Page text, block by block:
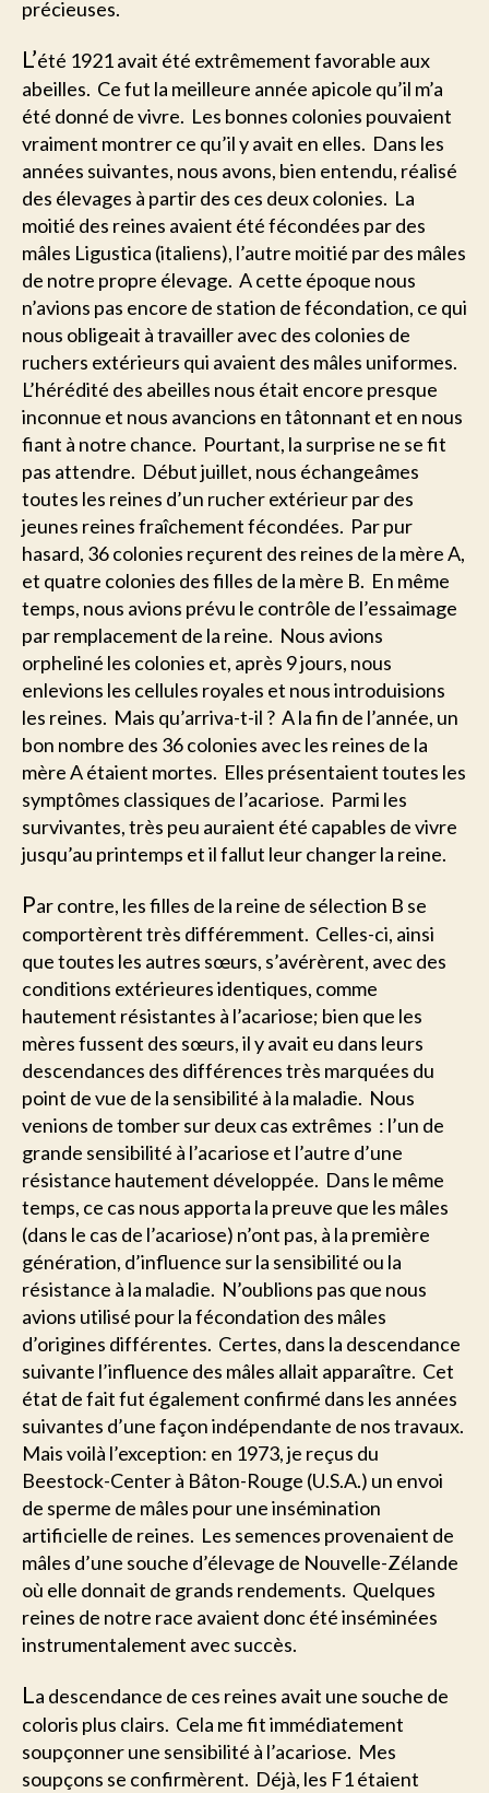
précieuses.
L’été 1921 avait été extrêmement favorable aux
abeilles. Ce fut la meilleure année apicole qu’il m’a
été donné de vivre. Les bonnes colonies pouvaient
vraiment montrer ce qu’il y avait en elles. Dans les
années suivantes, nous avons, bien entendu, réalisé
des élevages à partir des ces deux colonies. La
moitié des reines avaient été fécondées par des
mâles Ligustica (italiens), l’autre moitié par des mâles
de notre propre élevage. A cette époque nous
n’avions pas encore de station de fécondation, ce qui
nous obligeait à travailler avec des colonies de
ruchers extérieurs qui avaient des mâles uniformes.
L’hérédité des abeilles nous était encore presque
inconnue et nous avancions en tâtonnant et en nous
fiant à notre chance. Pourtant, la surprise ne se fit
pas attendre. Début juillet, nous échangeâmes
toutes les reines d’un rucher extérieur par des
jeunes reines fraîchement fécondées. Par pur
hasard, 36 colonies reçurent des reines de la mère A,
et quatre colonies des filles de la mère B. En même
temps, nous avions prévu le contrôle de l’essaimage
par remplacement de la reine. Nous avions
orpheliné les colonies et, après 9 jours, nous
enlevions les cellules royales et nous introduisions
les reines. Mais qu’arriva-t-il ? A la fin de l’année, un
bon nombre des 36 colonies avec les reines de la
mère A étaient mortes. Elles présentaient toutes les
symptômes classiques de l’acariose. Parmi les
survivantes, très peu auraient été capables de vivre
jusqu’au printemps et il fallut leur changer la reine.
Par contre, les filles de la reine de sélection B se
comportèrent très différemment. Celles-ci, ainsi
que toutes les autres sœurs, s’avérèrent, avec des
conditions extérieures identiques, comme
hautement résistantes à l’acariose; bien que les
mères fussent des sœurs, il y avait eu dans leurs
descendances des différences très marquées du
point de vue de la sensibilité à la maladie. Nous
venions de tomber sur deux cas extrêmes : l’un de
grande sensibilité à l’acariose et l’autre d’une
résistance hautement développée. Dans le même
temps, ce cas nous apporta la preuve que les mâles
(dans le cas de l’acariose) n’ont pas, à la première
génération, d’influence sur la sensibilité ou la
résistance à la maladie. N’oublions pas que nous
avions utilisé pour la fécondation des mâles
d’origines différentes. Certes, dans la descendance
suivante l’influence des mâles allait apparaître. Cet
état de fait fut également confirmé dans les années
suivantes d’une façon indépendante de nos travaux.
Mais voilà l’exception: en 1973, je reçus du
Beestock-Center à Bâton-Rouge (U.S.A.) un envoi
de sperme de mâles pour une insémination
artificielle de reines. Les semences provenaient de
mâles d’une souche d’élevage de Nouvelle-Zélande
où elle donnait de grands rendements. Quelques
reines de notre race avaient donc été inséminées
instrumentalement avec succès.
La descendance de ces reines avait une souche de
coloris plus clairs. Cela me fit immédiatement
soupçonner une sensibilité à l’acariose. Mes
soupçons se confirmèrent. Déjà, les F1 étaient